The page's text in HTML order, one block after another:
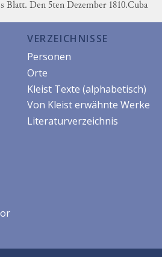
Blatt. Den 5ten Dezember 1810.Cuba
VERZEICHNISSE
Personen
Orte
Kleist Texte (alphabetisch)
Von Kleist erwähnte Werke
Literaturverzeichnis